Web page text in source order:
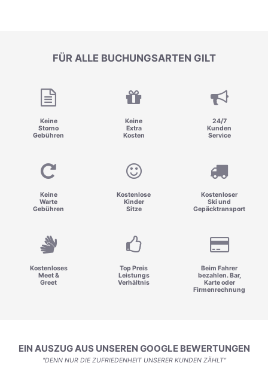
FÜR ALLE BUCHUNGSARTEN GILT
Keine
Storno
Gebühren
Keine
Extra
Kosten
24/7
Kunden
Service
Keine
Warte
Gebühren
Kostenlose
Kinder
Sitze
Kostenloser
Ski und
Gepäcktransport
Kostenloses
Meet &
Greet
Top Preis
Leistungs
Verhältnis
Beim Fahrer
bezahlen. Bar,
Karte oder
Firmenrechnung
EIN AUSZUG AUS UNSEREN GOOGLE BEWERTUNGEN
"DENN NUR DIE ZUFRIEDENHEIT UNSERER KUNDEN ZÄHLT"